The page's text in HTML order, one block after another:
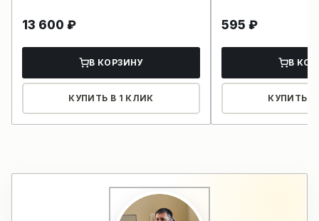
13 600 ₽
В КОРЗИНУ
КУПИТЬ В 1 КЛИК
595 ₽
В
КУПИТЬ В